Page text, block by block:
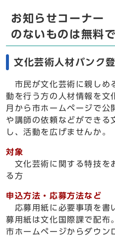
お知らせコーナ
のないものは無料で
文化芸術人材バンク
市民が文化芸術に親しめ
動を行う方の人材情報を文
月から市ホームページで公
や講師の依頼などができる
し、活動を広げませんか。
対象
文化芸術に関する特技を
る方
申込方法・応募方法など
応募用紙に必要事項を書
募用紙は文化国際課で配布
市ホームページからダウン